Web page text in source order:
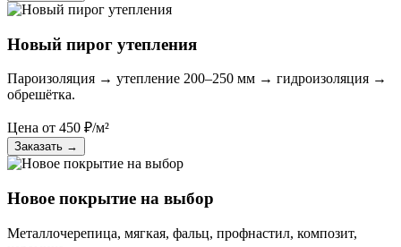
Новый пирог утепления
Пароизоляция → утепление 200–250 мм → гидроизоляция →
обрешётка.
Цена от 450 ₽/м²
Заказать →
Новое покрытие на выбор
Металлочерепица, мягкая, фальц, профнастил, композит,